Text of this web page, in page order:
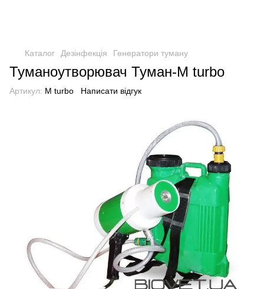
Каталог Дезінфекція Генератори туману
Туманоутворювач Туман-М turbo
Артикул: М turbo Написати відгук